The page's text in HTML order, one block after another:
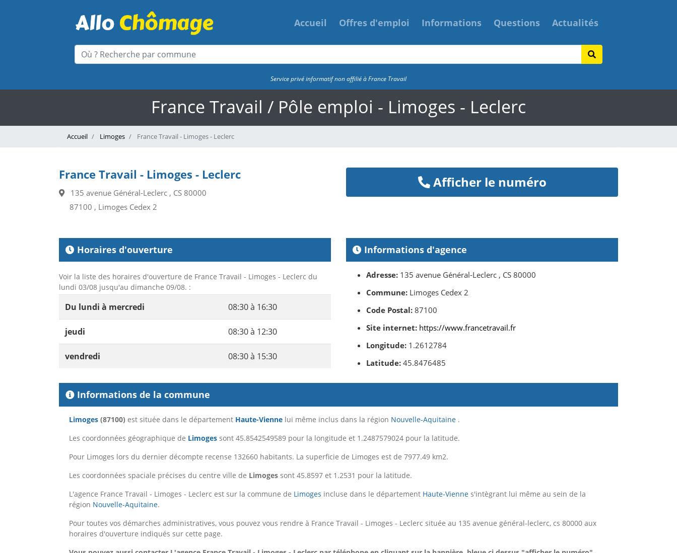
Accueil Offres d'emploi Informations Questions Actualités
Service privé informatif non affilié à France Travail
France Travail / Pôle emploi - Limoges - Leclerc
Accueil Limoges France Travail - Limoges - Leclerc
France Travail - Limoges - Leclerc
135 avenue Général-Leclerc , CS 80000
87100 , Limoges Cedex 2
Afficher le numéro
Horaires d'ouverture
Voir la liste des horaires d'ouverture de France Travail - Limoges - Leclerc du
lundi 03/08 jusqu'au dimanche 09/08. :
Du lundi à mercredi 08:30 à 16:30
jeudi 08:30 à 12:30
vendredi 08:30 à 15:30
Informations d'agence
Adresse: 135 avenue Général-Leclerc , CS 80000
Commune: Limoges Cedex 2
Code Postal: 87100
Site internet: https://www.francetravail.fr
Longitude: 1.2612784
Latitude: 45.8476485
Informations de la commune
Limoges (87100) est située dans le département Haute-Vienne lui même inclus dans la région Nouvelle-Aquitaine .
Les coordonnées géographique de Limoges sont 45.8542549589 pour la longitude et 1.2487579024 pour la latitude.
Pour Limoges lors du dernier décompte recense 132660 habitants. La superficie de Limoges est de 7977.49 km2.
Les coordonnées spaciale précises du centre ville de Limoges sont 45.8597 et 1.2531 pour la latitude.
L'agence France Travail - Limoges - Leclerc est sur la commune de Limoges incluse dans le département Haute-Vienne s'intègrant lui même au sein de la
région Nouvelle-Aquitaine.
Pour toutes vos démarches administratives, vous pouvez vous rendre à France Travail - Limoges - Leclerc située au 135 avenue général-leclerc, cs 80000 aux
horaires d'ouverture indiqués sur cette page.